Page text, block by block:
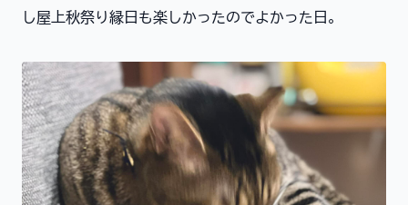
し屋上秋祭り縁日も楽しかったのでよかった日。